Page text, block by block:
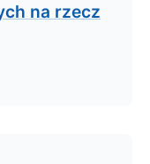
na rzecz